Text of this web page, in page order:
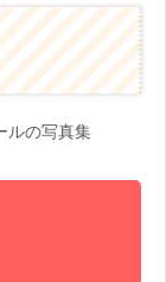
ルの写真集